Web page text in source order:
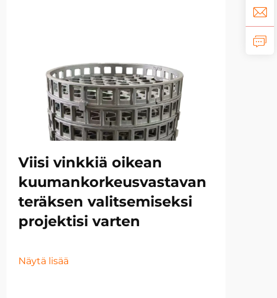
Viisi vinkkiä oikean
kuumankorkeusvastavan
teräksen valitsemiseksi
projektisi varten
Näytä lisää